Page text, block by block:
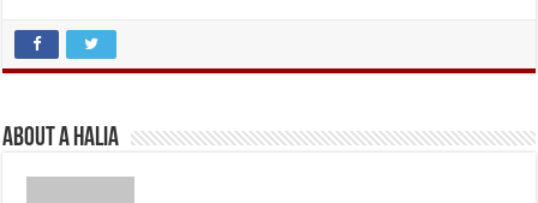
About A Halia